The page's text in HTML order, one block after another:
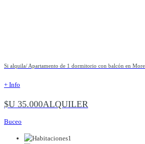
Si alquila/ Apartamento de 1 dormitorio con balcón en
+ Info
$U 35.000ALQUILER
Buceo
1